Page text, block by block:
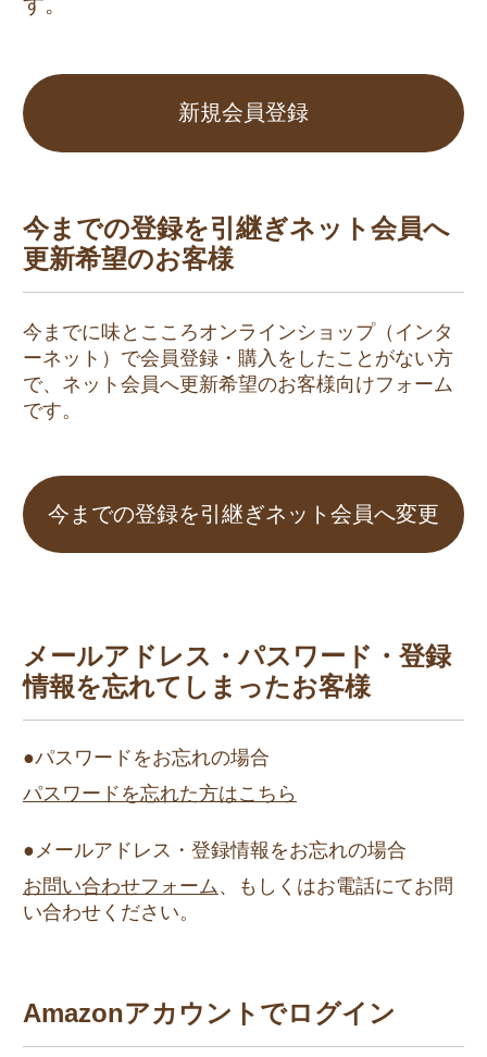
新規会員登録
今までの登録を引継ぎネット会員へ
更新希望のお客様
今までに味とこころオンラインショップ（インタ
ーネット）で会員登録・購入をしたことがない方
で、ネット会員へ更新希望のお客様向けフォーム
です。
今までの登録を引継ぎネット会員へ変更
メールアドレス・パスワード・登録
情報を忘れてしまったお客様
●パスワードをお忘れの場合
パスワードを忘れた方はこちら
●メールアドレス・登録情報をお忘れの場合
お問い合わせフォーム、もしくはお電話にてお問
い合わせください。
Amazonアカウントでログイン